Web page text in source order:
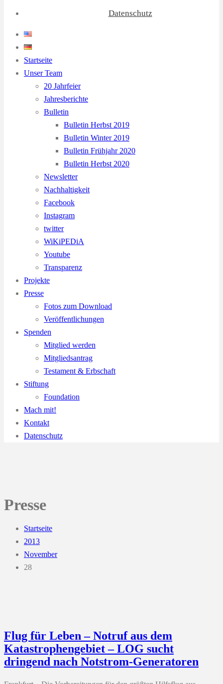
Datenschutz
Startseite
Unser Team
20 Jahrfeier
Jahresberichte
Bulletin
Bulletin Herbst 2019
Bulletin Winter 2019
Bulletin Frühjahr 2020
Bulletin Herbst 2020
Newsletter
Nachhaltigkeit
Facebook
Instagram
twitter
WiKiPEDiA
Youtube
Transparenz
Projekte
Presse
Fotos zum Download
Veröffentlichungen
Spenden
Mitglied werden
Mitgliedsantrag
Testament & Erbschaft
Stiftung
Foundation
Mach mit!
Kontakt
Datenschutz
Presse
Startseite
2013
November
28
Flug für Leben – Notruf aus dem
Katastrophengebiet – LOG sucht
dringend nach Notstrom-Generatoren